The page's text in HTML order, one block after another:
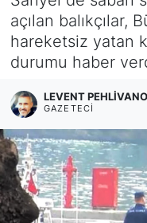
açılan balıkçılar,
hareketsiz yatan
durumu haber
LEVENT
GAZETECI
KÖŞE YAZILARI
KÖŞE
KÜLTÜR SANAT
MAGAZİN
RÖPORTAJ